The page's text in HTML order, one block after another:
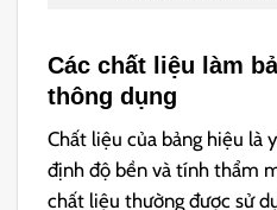
Các chất liệu làm
thông dụng
Chất liệu của bảng hiệu là
định độ bền và tính thẩm
chất liệu thường được sử